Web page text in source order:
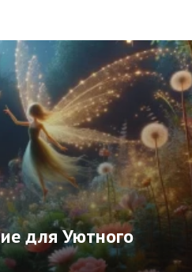
для Уютного